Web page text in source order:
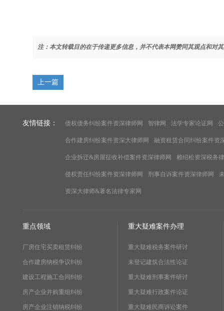
注：本文转载目的在于传递更多信息，并不代表本网赞同其观点和对
上一篇
友情链接： 债权债务纠纷案件资深律师网 智律网 法学专家论证网
合作建房纠纷案件资深大律师网 融资租赁合同纠纷案件资
企业拆迁&房屋征收补偿案件资深律师网 赖绍松资深税务
侵权责任纠纷案件资深律师网 刑事自诉案件资深律师网
资深大律师&著名法律专家网
重点领域
厂房住宅买卖租赁纠纷
合作建房纳税争议纠纷
建设工程施工合同纠纷
房产企业并购重组纠纷
房产企业注销纳税纠纷
重大疑难案件办理
重大疑难税务案件研讨
未登记建筑合法性论证
重大疑难刑事案件研讨
重大疑难行政案件论证
重大疑难民商诉讼案件